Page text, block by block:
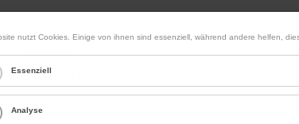
Werbung
nutzt Cookies. Einige von ihnen sind essenziell, während andere helfen,
Essenziell
Analyse